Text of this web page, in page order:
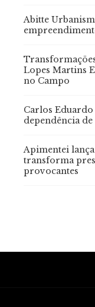
Abitte
Lopes Martins
no Campo
Carlos
dependência
Apimentei
transforma
provocantes